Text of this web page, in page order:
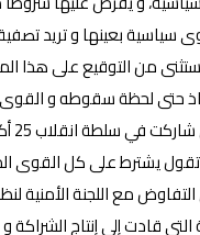
سياسية بعينها و تريد
تستثنى من التوقيع على
حتى لحظة سقوطه و القوى
25
سقوطه. و الفقرة 2.2 تقول يشترط على كل
مع اللجنة الأمنية
قادت إلى إنتاج الشراكة و